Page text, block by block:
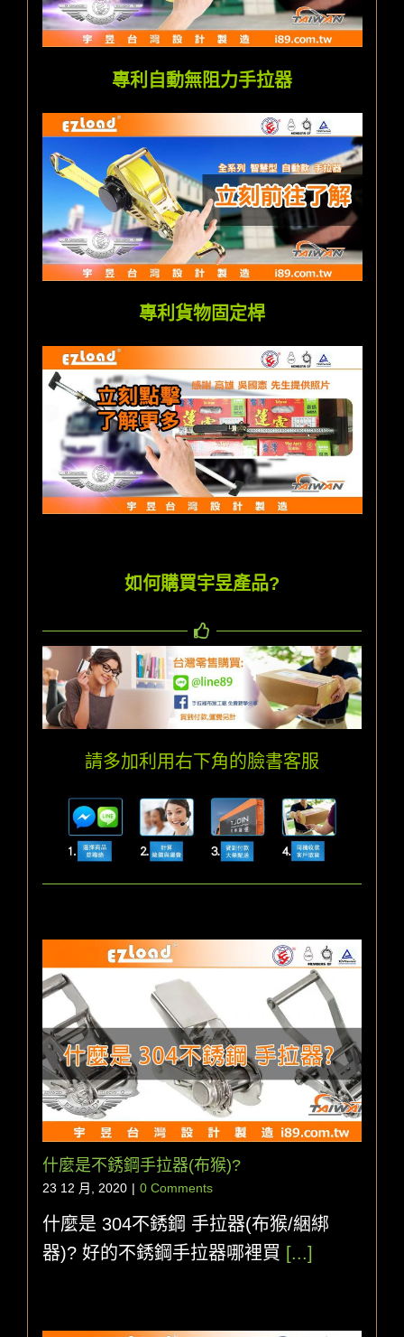
專利自動無阻力手拉器
專利貨物固定桿
如何購買宇昱產品?
請多加利用右下角的臉書客服
什麼是不銹鋼手拉器(布猴)?
23 12 月, 2020 | 0 Comments
什麼是 304不銹鋼 手拉器(布猴/綑綁
器)? 好的不銹鋼手拉器哪裡買 [...]